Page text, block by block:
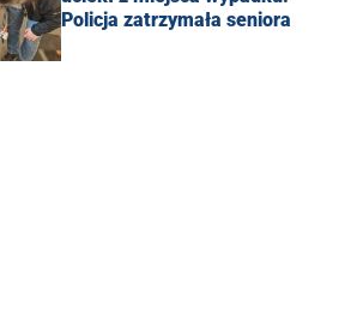
Policja zatrzymała seniora